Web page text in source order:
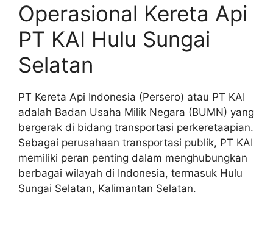
Operasional Kereta Api
PT KAI Hulu Sungai
Selatan
PT Kereta Api Indonesia (Persero) atau PT KAI
adalah Badan Usaha Milik Negara (BUMN) yang
bergerak di bidang transportasi perkeretaapian.
Sebagai perusahaan transportasi publik, PT KAI
memiliki peran penting dalam menghubungkan
berbagai wilayah di Indonesia, termasuk Hulu
Sungai Selatan, Kalimantan Selatan.